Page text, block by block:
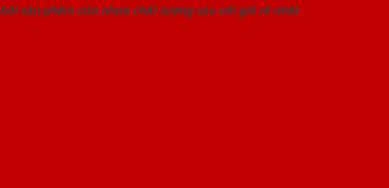
sản phẩm cửa nhựa chất lượng cao với giá rẻ nhất